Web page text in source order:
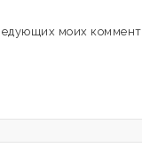
моих